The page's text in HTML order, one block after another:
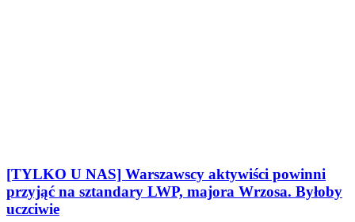
[TYLKO U NAS] Warszawscy aktywiści powinni
przyjąć na sztandary LWP, majora Wrzosa. Byłoby
uczciwie